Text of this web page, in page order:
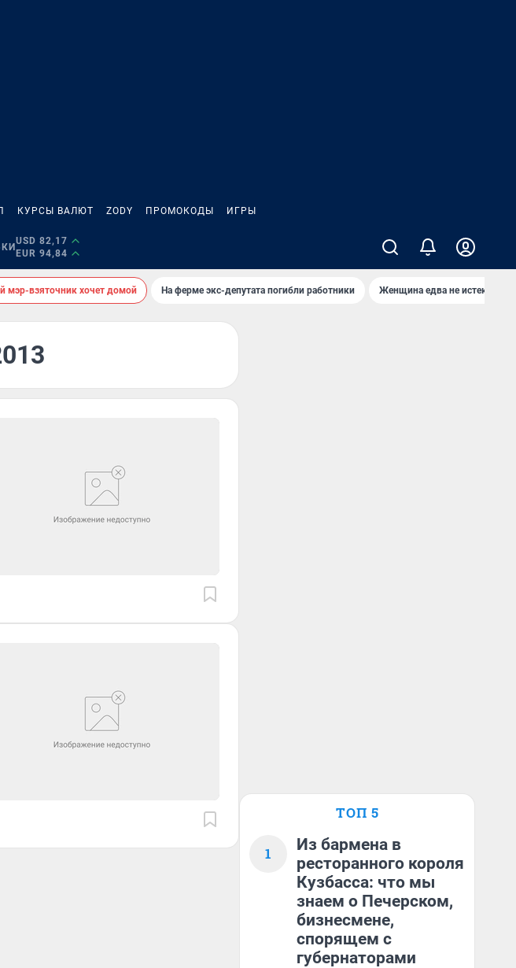
КУРСЫ ВАЛЮТ ZODY ПРОМОКОДЫ ИГРЫ
USD 82,17
EUR 94,84
мэр-взяточник хочет домой На ферме экс-депутата погибли работники Женщина едва не истекла
ТОП 5
1
Из бармена в
ресторанного короля
Кузбасса: что мы
знаем о Печерском,
бизнесмене,
спорящем с
губернаторами